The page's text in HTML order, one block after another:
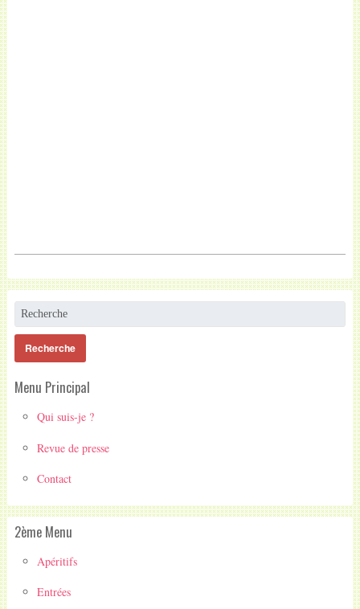
Menu Principal
Qui suis-je ?
Revue de presse
Contact
2ème Menu
Apéritifs
Entrées